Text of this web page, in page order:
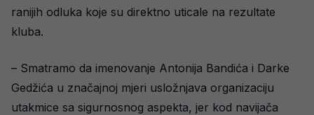
ranijih odluka koje su direktno uticale na rezultate
kluba.
– Smatramo da imenovanje Antonija Bandića i Darke
Gedžića u značajnoj mjeri usložnjava organizaciju
utakmice sa sigurnosnog aspekta, jer kod navijača